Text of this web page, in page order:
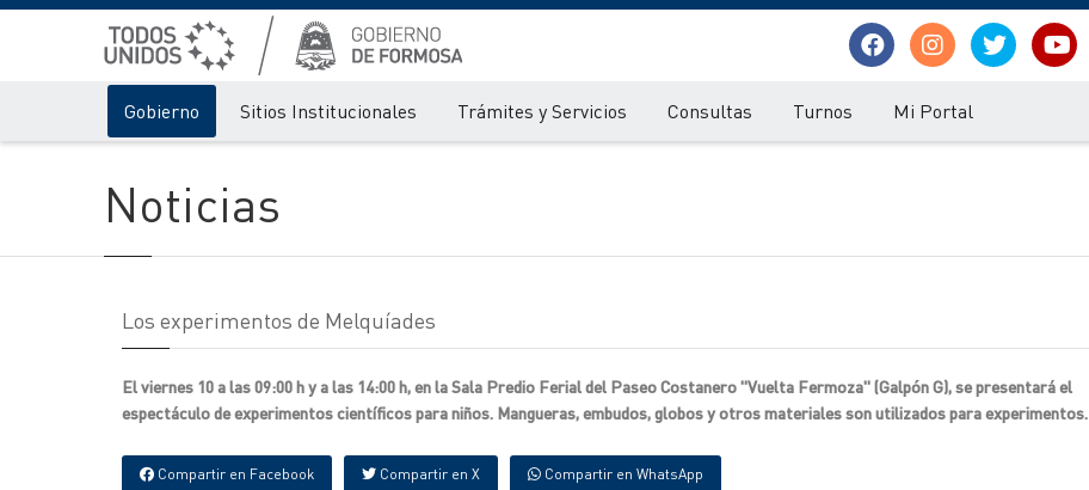
Gobierno Sitios Institucionales Trámites y Servicios Consultas Turnos Mi Portal
Noticias
Los experimentos de Melquíades
El viernes 10 a las 09:00 h y a las 14:00 h, en la Sala Predio Ferial del Paseo Costanero "Vuelta Fermoza" (Galpón G), se presentará el
espectáculo de experimentos científicos para niños. Mangueras, embudos, globos y otros materiales son utilizados para experimentos.
Compartir en Facebook Compartir en X Compartir en WhatsApp